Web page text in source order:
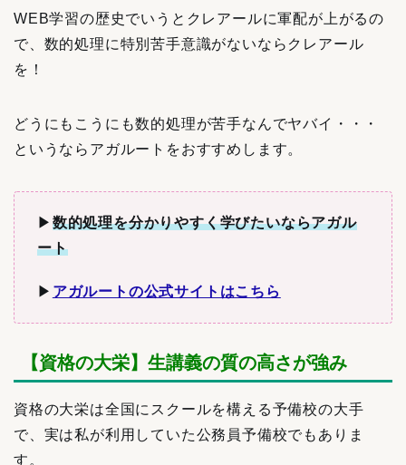
WEB学習の歴史でいうとクレアールに軍配が上がるの
で、数的処理に特別苦手意識がないならクレアール
を！
どうにもこうにも数的処理が苦手なんでヤバイ・・・
というならアガルートをおすすめします。
▶︎ 数的処理を分かりやすく学びたいならアガル
ート
▶︎ アガルートの公式サイトはこちら
【資格の大栄】生講義の質の高さが強み
資格の大栄は全国にスクールを構える予備校の大手
で、実は私が利用していた公務員予備校でもありま
す。